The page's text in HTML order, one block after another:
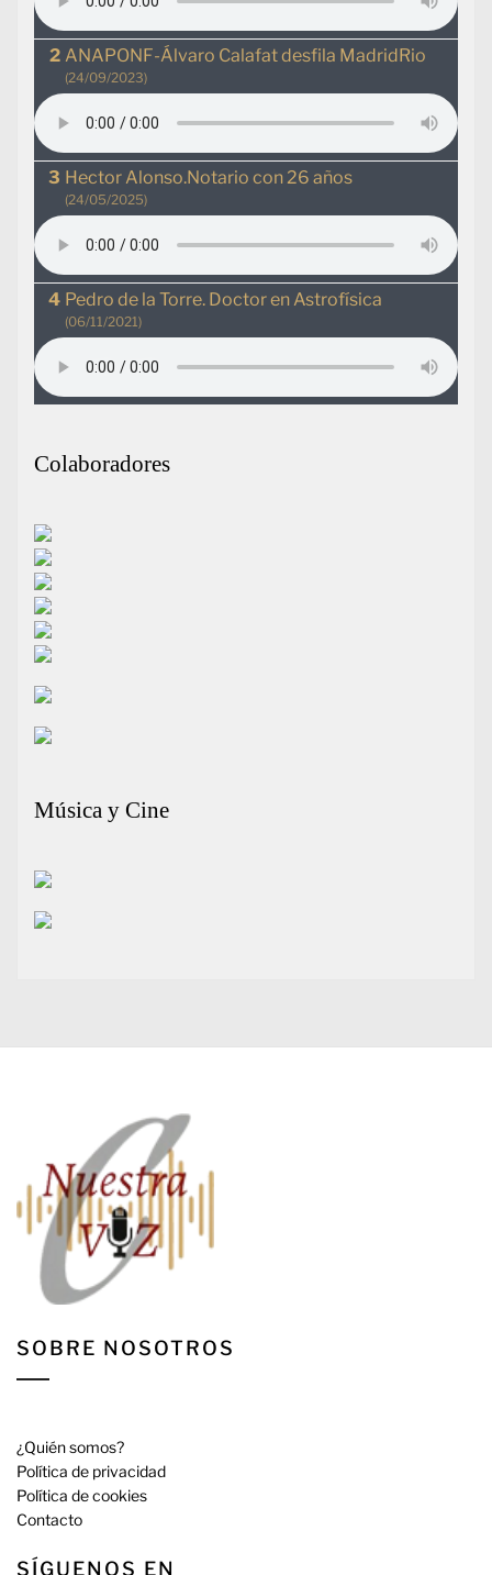
ANAPONF-Álvaro Calafat desfila MadridRio
(24/09/2023)
Hector Alonso.Notario con 26 años
(24/05/2025)
Pedro de la Torre. Doctor en Astrofísica
(06/11/2021)
Colaboradores
Música y Cine
SOBRE NOSOTROS
¿Quién somos?
Política de privacidad
Política de cookies
Contacto
SÍGUENOS EN